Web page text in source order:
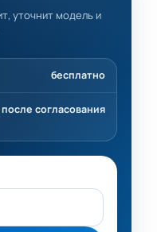
уточнит модель и
бесплатно
согласования